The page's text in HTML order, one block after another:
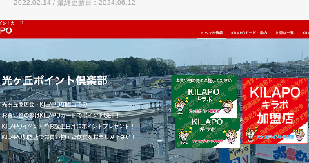
2022.02.14 / 最終更新日：2024.06.12